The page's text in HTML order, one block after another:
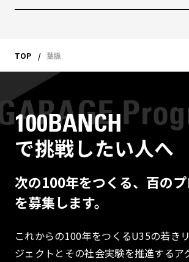
TOP 葉脈
100BANCH
で挑戦したい人へ
次の100年をつくる、百の
を募集します。
これからの100年をつくるU35の若き
ジェクトとその社会実験を推進するア